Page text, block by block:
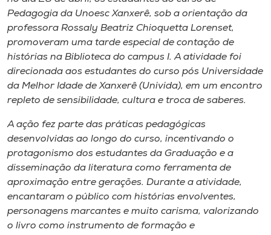
Unoesc
Store
o idioma
Pedagogia da Unoesc Xanxerê, sob a orientação da
professora Rossaly Beatriz Chioquetta Lorenset,
promoveram uma tarde especial de contação de
histórias na Biblioteca do campus I. A atividade foi
direcionada aos estudantes do curso pós Universidade
da Melhor Idade de Xanxerê (Univida), em um encontro
repleto de sensibilidade, cultura e troca de saberes.
A ação fez parte das práticas pedagógicas
desenvolvidas ao longo do curso, incentivando o
protagonismo dos estudantes da Graduação e a
disseminação da literatura como ferramenta de
aproximação entre gerações. Durante a atividade,
encantaram o público com histórias envolventes,
personagens marcantes e muito carisma, valorizando
o livro como instrumento de formação e